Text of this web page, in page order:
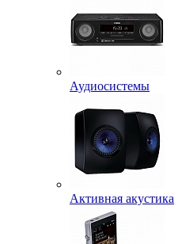
Аудиосистемы
Активная акустика